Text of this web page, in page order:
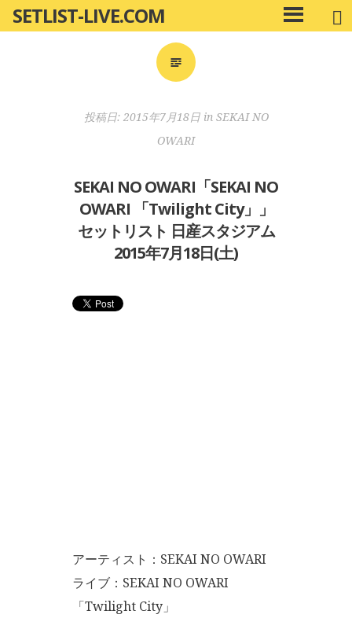
ン
SETLIST-LIVE.COM
メ
イ
投稿日: 2015年7月18日in SEKAI NO
OWARI
SEKAI NO OWARI「SEKAI NO
OWARI 「Twilight City」」
セットリスト 日産スタジアム
2015年7月18日(土)
アーティスト：SEKAI NO OWARI
ライブ：SEKAI NO OWARI
「Twilight City」